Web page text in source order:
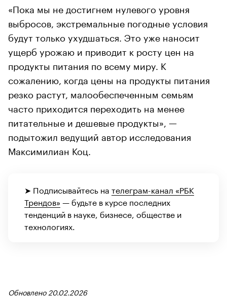
«Пока мы не достигнем нулевого уровня
выбросов, экстремальные погодные условия
будут только ухудшаться. Это уже наносит
ущерб урожаю и приводит к росту цен на
продукты питания по всему миру. К
сожалению, когда цены на продукты питания
резко растут, малообеспеченным семьям
часто приходится переходить на менее
питательные и дешевые продукты», —
подытожил ведущий автор исследования
Максимилиан Коц.
➤ Подписывайтесь на телеграм-канал «РБК
Трендов» — будьте в курсе последних
тенденций в науке, бизнесе, обществе и
технологиях.
Обновлено 20.02.2026